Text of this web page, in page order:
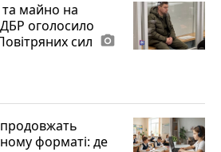
та майно на
оголосило
сил photo_camera
продовжать
форматі: де